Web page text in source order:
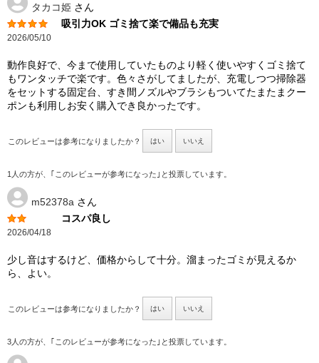
タカコ姫 さん
吸引力OK ゴミ捨て楽で備品も充実
2026/05/10
動作良好で、今まで使用していたものより軽く使いやすくゴミ捨て
もワンタッチで楽です。色々さがしてましたが、充電しつつ掃除器
をセットする固定台、すき間ノズルやブラシもついてたまたまクー
ポンも利用しお安く購入でき良かったです。
このレビューは参考になりましたか？ はい いいえ
1人の方が、｢このレビューが参考になった｣と投票しています。
m52378a さん
コスパ良し
2026/04/18
少し音はするけど、価格からして十分。溜まったゴミが見えるか
ら、よい。
このレビューは参考になりましたか？ はい いいえ
3人の方が、｢このレビューが参考になった｣と投票しています。